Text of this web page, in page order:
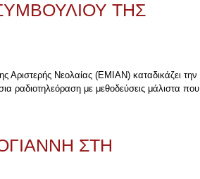
ΤΗΣ
Αριστερής Νεολαίας (ΕΜΙΑΝ) καταδικάζει την
ραδιοτηλεόραση με μεθοδεύσεις μάλιστα που
ΣΤΗ